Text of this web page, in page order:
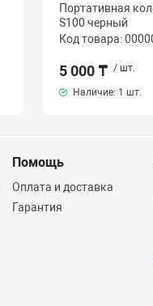
Портативная
S100 черный
Код товара:
5 000 ₸ / шт.
Наличие: 1 шт.
Помощь
Оплата и доставка
Гарантия